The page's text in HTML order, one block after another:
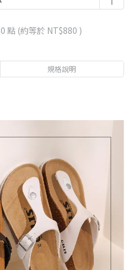
點 (約等於 NT$880 )
規格說明